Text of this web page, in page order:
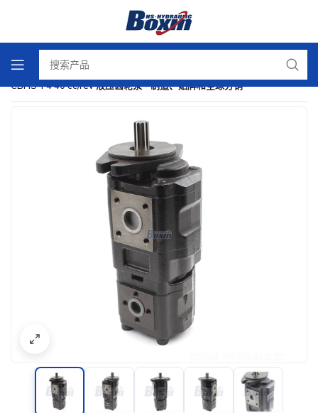
首页 液压齿轮泵 /
CBHS-F4 40 cc/rev 液压齿轮泵 - 制造、贴牌和全球分销